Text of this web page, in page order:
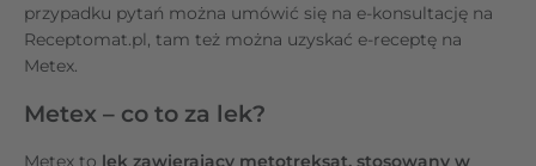
przypadku pytań można umówić się na e-konsultację na
Receptomat.pl, tam też można uzyskać e-receptę na
Metex.
Metex – co to za lek?
Metex to lek zawierający metotreksat, stosowany w